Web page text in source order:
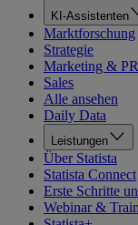
KI-Assistenten
Marktforschung
Strategie
Marketing & PR
Sales
Alle ansehen
Daily Data
Leistungen
Über Statista
Statista Connect
Erste Schritte
Webinar &